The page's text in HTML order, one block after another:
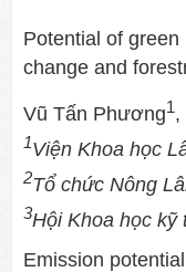
Potential of
change and
Vũ Tấn Phương1,
1Viện Khoa học
2Tổ chức Nông
3Hội Khoa học kỹ
Emission